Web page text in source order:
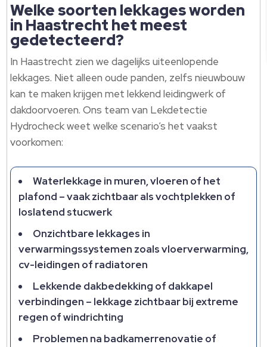
Welke soorten lekkages worden
in Haastrecht het meest
gedetecteerd?
In Haastrecht zien we dagelijks uiteenlopende
lekkages.​ Niet alleen oude panden, zelfs nieuwbouw
kan te maken krijgen met lekkend leidingwerk of
dakdoorvoeren.​ Ons team van Lekdetectie
Hydrocheck weet welke scenario’s het vaakst
voorkomen:
Waterlekkage in muren, vloeren of het
plafond – vaak zichtbaar als vochtplekken of
loslatend stucwerk
Onzichtbare lekkages in
verwarmingssystemen zoals vloerverwarming,
cv-leidingen of radiatoren
Lekkende dakbedekking of dakkapel
verbindingen – lekkage zichtbaar bij extreme
regen of windrichting
Problemen na badkamerrenovatie of